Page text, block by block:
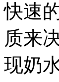
快速
质来
现奶